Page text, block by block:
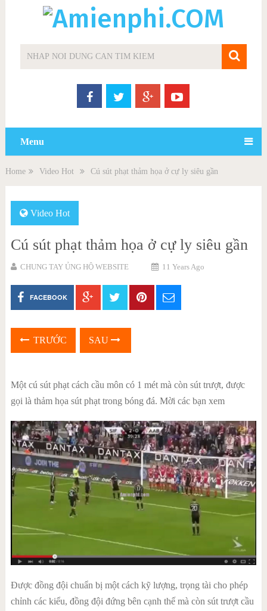
Menu
Home Video Hot Cú sút phạt thảm họa ở cự ly siêu gần
Video Hot
Cú sút phạt thảm họa ở cự ly siêu gần
CHUNG TAY ỦNG HỘ WEBSITE 11 Years Ago
FACEBOOK
TRƯỚC SAU
Một cú sút phạt cách cầu môn có 1 mét mà còn sút trượt, được
gọi là thảm họa sút phạt trong bóng đá. Mời các bạn xem
Được đồng đội chuẩn bị một cách kỹ lượng, trọng tài cho phép
chỉnh các kiểu, đồng đội đứng bên cạnh thế mà còn sút trượt cầu